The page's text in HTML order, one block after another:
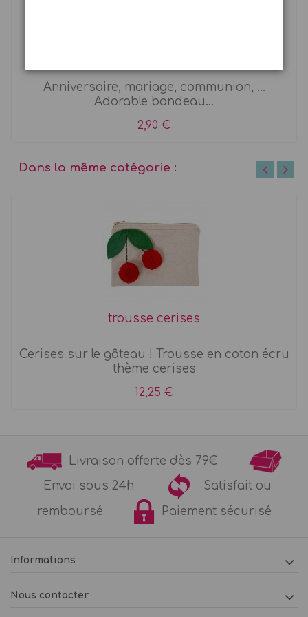
Anniversaire, mariage, communion, ...
Adorable bandeau...
2,90 €
Dans la même catégorie :
trousse cerises
Cerises sur le gâteau ! Trousse en coton écru
thème cerises
12,25 €
Livraison offerte dès 79€
Envoi sous 24h
Satisfait ou
remboursé
Paiement sécurisé
Informations
Nous contacter